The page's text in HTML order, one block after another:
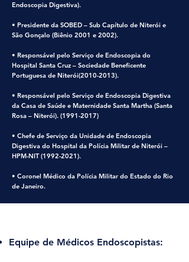
Endoscopia Digestiva).
• Presidente da SOBED – Sub Capítulo de Niterói e
São Gonçalo (Biênio 2001 e 2002).
• Responsável pelo Serviço de Endoscopia do
Hospital Santa Cruz – Sociedade Beneficente
Portuguesa de Niterói(2010-2013).
• Responsável pelo Serviço de Endoscopia Digestiva
da Casa de Saúde e Maternidade Santa Martha (Santa
Rosa – Niterói). (1991-2017)
• Chefe de Serviço da Unidade de Endoscopia
Digestiva do Hospital da Polícia Militar de Niterói –
HPM-NIT(1992-2021).
• Coronel Médico da Polícia Militar do Estado do Rio
de Janeiro.
Equipe de Médicos Endoscopistas: